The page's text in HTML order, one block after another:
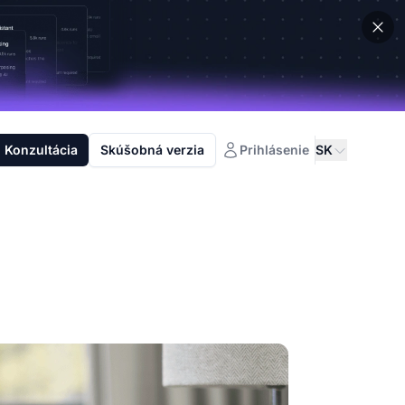
Konzultácia Skúšobná verzia Prihlásenie SK